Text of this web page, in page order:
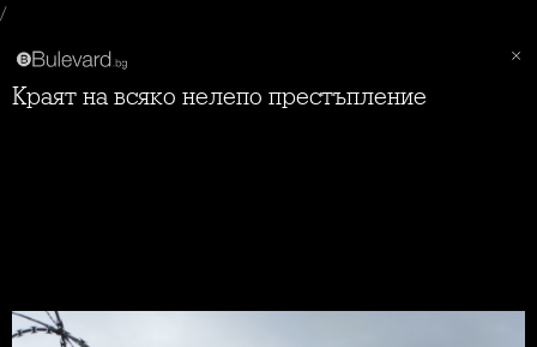
/
Краят на всяко нелепо престъпление